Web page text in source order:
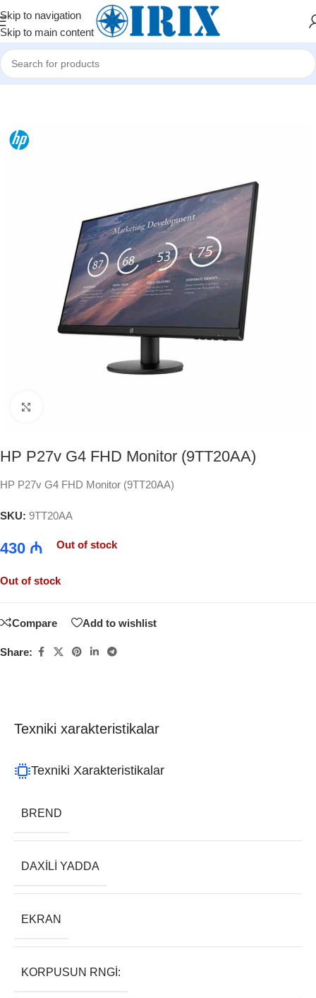
Skip to navigation
Skip to main content
Home/Shop/Kompüter hissələri/Monitorlar
HP P27v G4 FHD Monitor (9TT20AA)
HP P27v G4 FHD Monitor (9TT20AA)
SKU: 9TT20AA
430 ₼ Out of stock
Out of stock
Compare Add to wishlist
Share:
Texniki xarakteristikalar
Texniki Xarakteristikalar
BREND
DAXILI YADDA
EKRAN
KORPUSUN RNGI: